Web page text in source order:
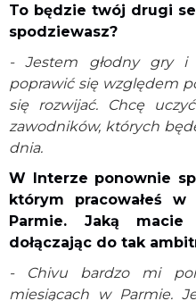
To będzie twój drugi
spodziewasz?
- Jestem głodny gry
poprawić się względem
się rozwijać. Chcę
zawodników, których
dnia.
W Interze ponownie
którym pracowałeś
Parmie. Jaką
dołączając do tak
- Chivu bardzo mi
miesiącach w Parmie.